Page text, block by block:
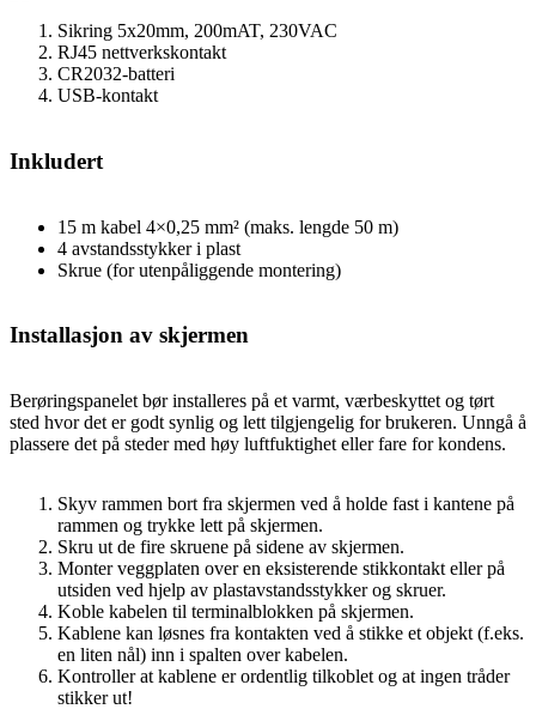
Sikring 5x20mm, 200mAT, 230VAC
RJ45 nettverkskontakt
CR2032-batteri
USB-kontakt
Inkludert
15 m kabel 4×0,25 mm² (maks. lengde 50 m)
4 avstandsstykker i plast
Skrue (for utenpåliggende montering)
Installasjon av skjermen
Berøringspanelet bør installeres på et varmt, værbeskyttet og tørt
sted hvor det er godt synlig og lett tilgjengelig for brukeren. Unngå å
plassere det på steder med høy luftfuktighet eller fare for kondens.
Skyv rammen bort fra skjermen ved å holde fast i kantene på
rammen og trykke lett på skjermen.
Skru ut de fire skruene på sidene av skjermen.
Monter veggplaten over en eksisterende stikkontakt eller på
utsiden ved hjelp av plastavstandsstykker og skruer.
Koble kabelen til terminalblokken på skjermen.
Kablene kan løsnes fra kontakten ved å stikke et objekt (f.eks.
en liten nål) inn i spalten over kabelen.
Kontroller at kablene er ordentlig tilkoblet og at ingen tråder
stikker ut!